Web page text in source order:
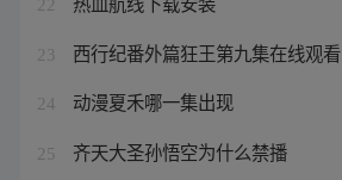
22
23 西行纪番外篇狂王第九集在线观看
24 动漫夏禾哪一集出现
25 齐天大圣孙悟空为什么禁播